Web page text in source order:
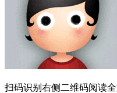
扫码识别右侧二维码阅读